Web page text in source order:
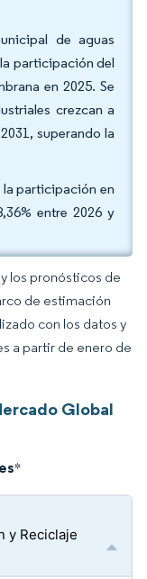
de aguas
participación del
en 2025. Se
crezcan a
superando la
participación en
entre 2026 y
los pronósticos de
de estimación
con los datos y
a partir de enero de
Global
*
y Reciclaje